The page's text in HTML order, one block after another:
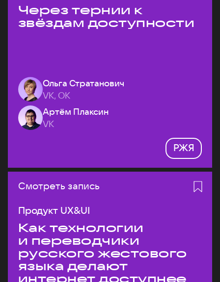
Через тернии к
звёздам доступности
Ольга Стратанович
VK, ОК
Артём Плаксин
VK
РЖЯ
Смотреть запись
Продукт UX&UI
Как технологии
и переводчики
русского жестового
языка делают
интернет доступнее